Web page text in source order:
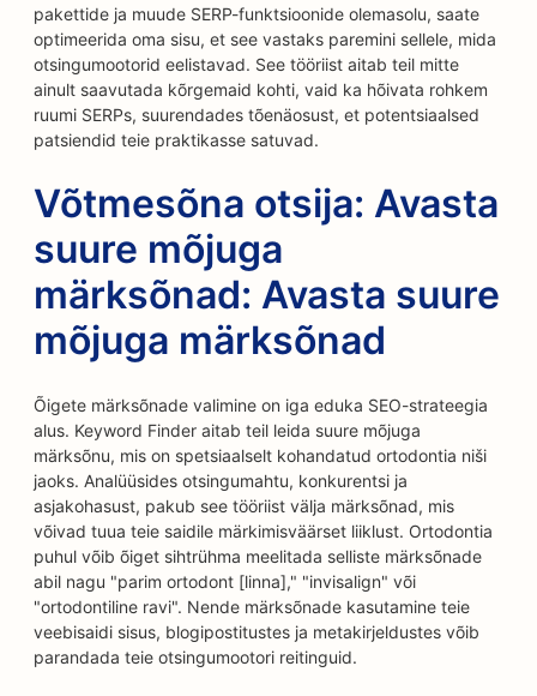
pakettide ja muude SERP-funktsioonide olemasolu, saate
optimeerida oma sisu, et see vastaks paremini sellele, mida
otsingumootorid eelistavad. See tööriist aitab teil mitte
ainult saavutada kõrgemaid kohti, vaid ka hõivata rohkem
ruumi SERPs, suurendades tõenäosust, et potentsiaalsed
patsiendid teie praktikasse satuvad.
Võtmesõna otsija: Avasta
suure mõjuga
märksõnad: Avasta suure
mõjuga märksõnad
Õigete märksõnade valimine on iga eduka SEO-strateegia
alus. Keyword Finder aitab teil leida suure mõjuga
märksõnu, mis on spetsiaalselt kohandatud ortodontia niši
jaoks. Analüüsides otsingumahtu, konkurentsi ja
asjakohasust, pakub see tööriist välja märksõnad, mis
võivad tuua teie saidile märkimisväärset liiklust. Ortodontia
puhul võib õiget sihtrühma meelitada selliste märksõnade
abil nagu "parim ortodont [linna]," "invisalign" või
"ortodontiline ravi". Nende märksõnade kasutamine teie
veebisaidi sisus, blogipostitustes ja metakirjeldustes võib
parandada teie otsingumootori reitinguid.